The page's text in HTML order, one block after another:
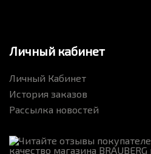
Личный кабинет
Личный Кабинет
История заказов
Рассылка новостей